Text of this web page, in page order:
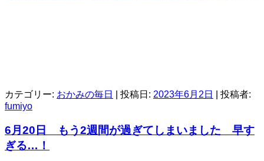
カテゴリー: おかみの毎日 | 投稿日: 2023年6月2日
投稿者:
fumiyo
6月20日 もう2週間が過ぎてしまいました 早す
ぎる…！